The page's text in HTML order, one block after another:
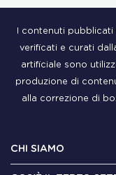
I contenuti pubblicati
verificati e curati
artificiale sono
produzione di
alla correzione di
CHI SIAMO